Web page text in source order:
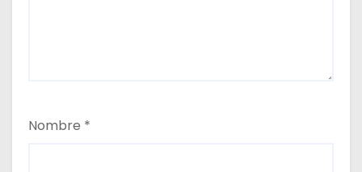
Nombre *